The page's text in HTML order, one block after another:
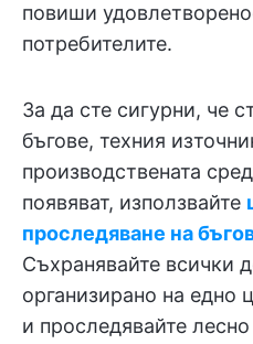
повиши
потребителите.
За да сте сигурни, че
бъгове, техния
производствената
появяват, използвайте
проследяване на
Съхранявайте всички
организирано на едно
и проследявайте